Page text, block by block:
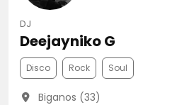
DJ
Deejayniko G
Disco Rock Soul
Biganos (33)